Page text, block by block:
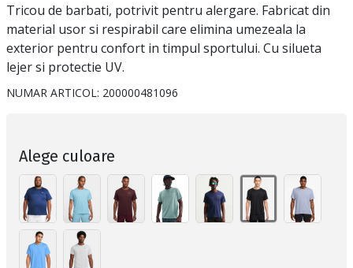
Tricou de barbati, potrivit pentru alergare. Fabricat din
material usor si respirabil care elimina umezeala la
exterior pentru confort in timpul sportului. Cu silueta
lejer si protectie UV.
NUMAR ARTICOL: 200000481096
Alege culoare